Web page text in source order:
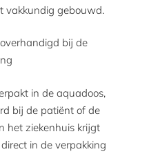
vakkundig gebouwd.
bij de
in de aquadoos,
bij de patiënt of de
het ziekenhuis krijgt
in de verpakking